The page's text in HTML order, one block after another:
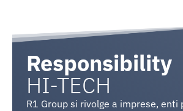
Responsibility
HI-TECH
R1 Group si rivolge a imprese, enti